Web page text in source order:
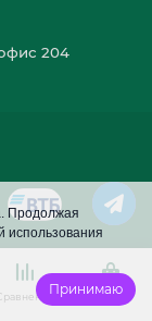
Продолжая
использования
Принимаю
204
Корзина